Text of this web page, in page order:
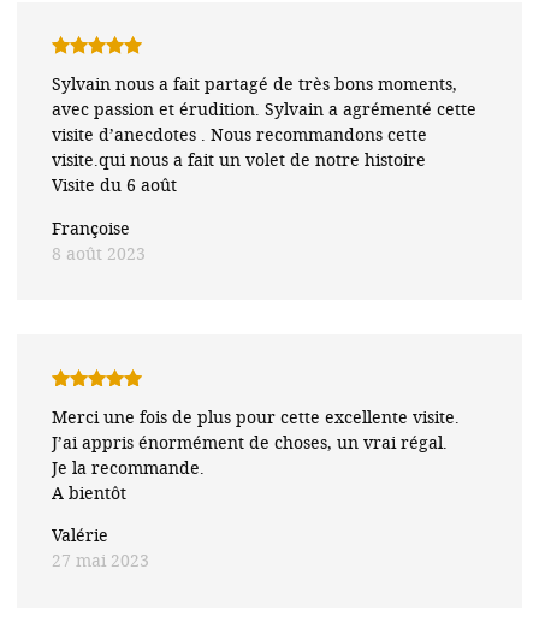
5
Françoise
8 août 2023
Sylvain nous a fait partagé de très bons moments,
avec passion et érudition. Sylvain a agrémenté cette
visite d’anecdotes . Nous recommandons cette
visite.qui nous a fait un volet de notre histoire
Visite du 6 août
5
Valérie
27 mai 2023
Merci une fois de plus pour cette excellente visite.
J’ai appris énormément de choses, un vrai régal.
Je la recommande.
A bientôt